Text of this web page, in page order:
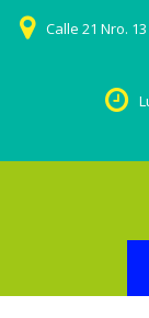
Calle 21 Nro.